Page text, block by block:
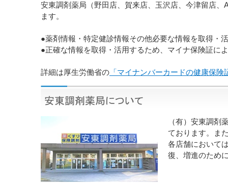
安東調剤薬局（野田店、賀来店、玉沢店、今津留店
ます。
●薬剤情報・特定健診情報その他必要な情報を取得・
●正確な情報を取得・活用するため、マイナ保険証に
詳細は厚生労働省の 「マイナンバーカードの健康保
（有）安東調剤
ております。ま
各店舗において
復、増進のため